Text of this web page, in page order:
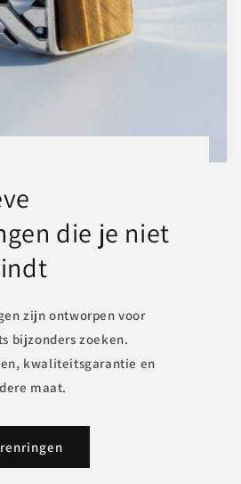
die je niet
zijn ontworpen voor
bijzonders zoeken.
kwaliteitsgarantie en
maat.